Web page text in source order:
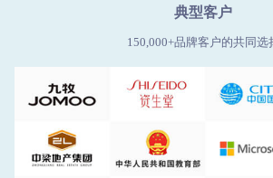
典型客户
150,000+品牌客户的共同选